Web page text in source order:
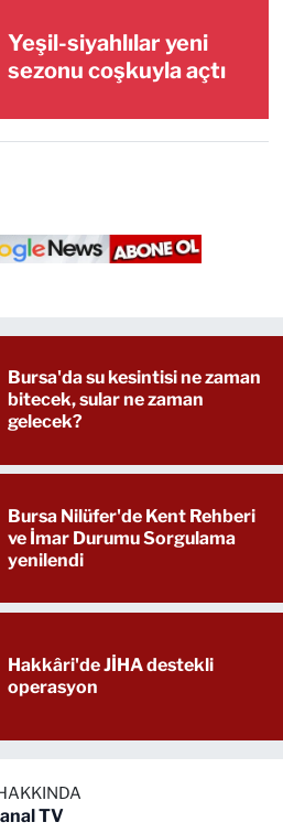
Yeşil-siyahlılar yeni
sezonu coşkuyla açtı
Bursa'da su kesintisi ne zaman
bitecek, sular ne zaman
gelecek?
Bursa Nilüfer'de Kent Rehberi
ve İmar Durumu Sorgulama
yenilendi
Hakkâri'de JİHA destekli
operasyon
TV